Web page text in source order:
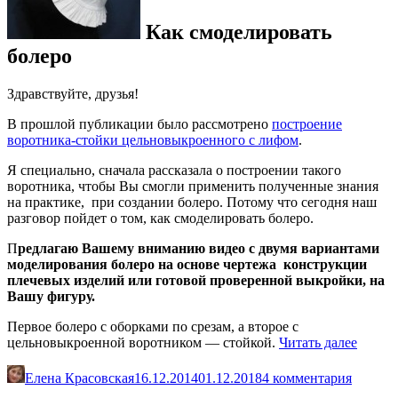
Как смоделировать
болеро
Здравствуйте, друзья!
В прошлой публикации было рассмотрено построение
воротника-стойки цельновыкроенного с лифом.
Я специально, сначала рассказала о построении такого
воротника, чтобы Вы смогли применить полученные знания
на практике, при создании болеро. Потому что сегодня наш
разговор пойдет о том, как смоделировать болеро.
Предлагаю Вашему вниманию видео с двумя вариантами
моделирования болеро на основе чертежа конструкции
плечевых изделий или готовой проверенной выкройки, на
Вашу фигуру.
Первое болеро с оборками по срезам, а второе с
цельновыкроенной воротником — стойкой. Читать далее«Как
Елена Красовская16.12.201401.12.20184 комментария